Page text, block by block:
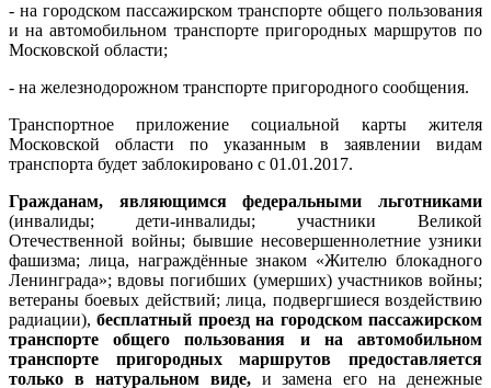
- на городском пассажирском транспорте общего пользования
и на автомобильном транспорте пригородных маршрутов по
Московской области;
- на железнодорожном транспорте пригородного сообщения.
Транспортное приложение социальной карты жителя
Московской области по указанным в заявлении видам
транспорта будет заблокировано с 01.01.2017.
Гражданам, являющимся федеральными льготниками
(инвалиды; дети-инвалиды; участники Великой
Отечественной войны; бывшие несовершеннолетние узники
фашизма; лица, награждённые знаком «Жителю блокадного
Ленинграда»; вдовы погибших (умерших) участников войны;
ветераны боевых действий; лица, подвергшиеся воздействию
радиации),бесплатный проезд на городском пассажирском
транспорте общего пользования и на автомобильном
транспорте пригородных маршрутов предоставляется
только в натуральном виде, и замена его на денежные